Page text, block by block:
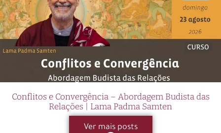
Conflitos e Convergência – Abordagem Budista das
Relações | Lama Padma Samten
Ver mais posts